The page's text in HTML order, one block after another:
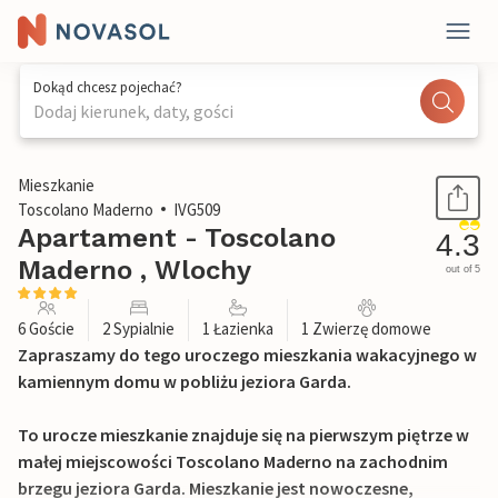
Dokąd chcesz pojechać?
Dodaj kierunek, daty, gości
1 / 20
Mieszkanie
Toscolano Maderno
IVG509
Apartament - Toscolano
Maderno , Wlochy
4.3
out of 5
6 Goście 2 Sypialnie 1 Łazienka 1 Zwierzę domowe
Zapraszamy do tego uroczego mieszkania wakacyjnego w
kamiennym domu w pobliżu jeziora Garda.
To urocze mieszkanie znajduje się na pierwszym piętrze w
małej miejscowości Toscolano Maderno na zachodnim
brzegu jeziora Garda. Mieszkanie jest nowoczesne,